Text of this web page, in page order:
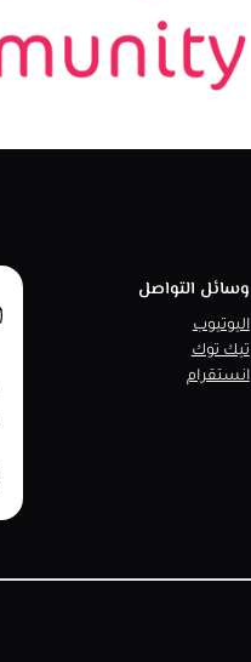
وسائل التواصل
اليوتيوب
تيك توك
انستقرام